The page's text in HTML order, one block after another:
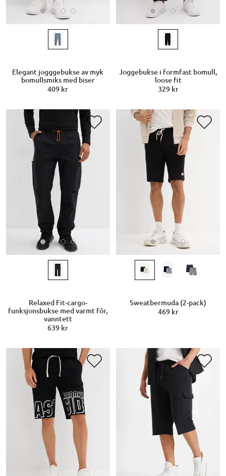
Elegant jogggebukse av myk
bomullsmiks med biser
409 kr
Joggebukse i formfast bomull,
loose fit
329 kr
Relaxed Fit-cargo-
funksjonsbukse med varmt fôr,
vanntett
639 kr
Sweatbermuda (2-pack)
469 kr